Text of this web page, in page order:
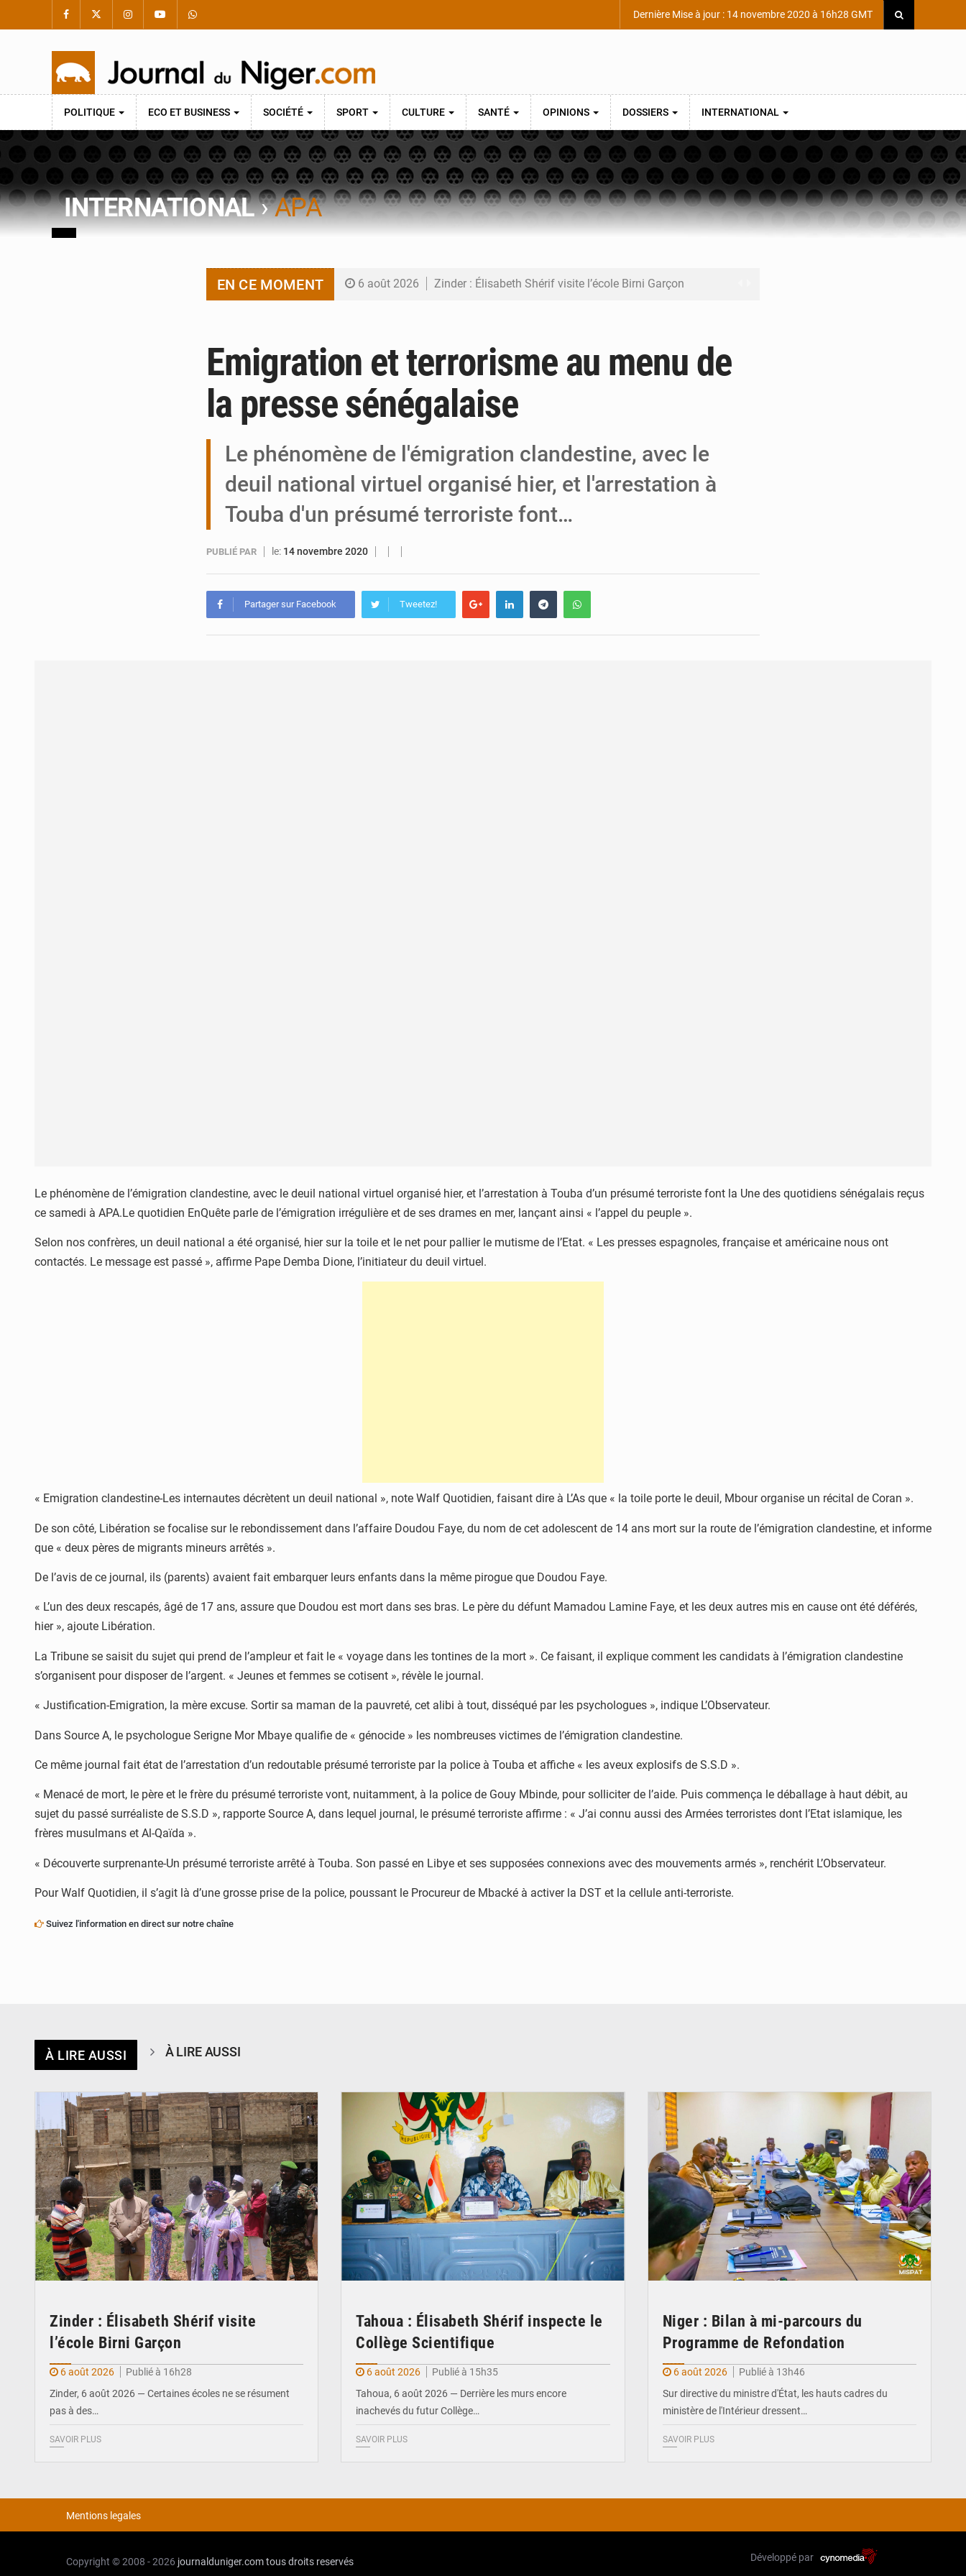
Dernière Mise à jour : 14 novembre 2020 à 16h28 GMT
POLITIQUE ECO ET BUSINESS SOCIÉTÉ SPORT CULTURE SANTÉ OPINIONS DOSSIERS INTERNATIONAL
INTERNATIONAL›APA
EN CE MOMENT 6 août 2026 Zinder : Élisabeth Shérif visite l’école Birni Garçon
6 août 2026 Niger : Bilan à mi-parcours du Programme de Refondation
6 août 2026 Chasse aux gabegies à Niamey : 74 milliards de FCFA recouvrés par la COLDEFF
5 août 2026 Tibiri : le dialogue, nouveau terrain de jeu pour la paix
Emigration et terrorisme au menu de
la presse sénégalaise
Le phénomène de l'émigration clandestine, avec le
deuil national virtuel organisé hier, et l'arrestation à
Touba d'un présumé terroriste font…
PUBLIÉ PAR le: 14 novembre 2020
Partager sur Facebook Tweetez!
Le phénomène de l’émigration clandestine, avec le deuil national virtuel organisé hier, et l’arrestation à Touba d’un présumé terroriste font la Une des quotidiens sénégalais reçus
ce samedi à APA.Le quotidien EnQuête parle de l’émigration irrégulière et de ses drames en mer, lançant ainsi « l’appel du peuple ».
Selon nos confrères, un deuil national a été organisé, hier sur la toile et le net pour pallier le mutisme de l’Etat. « Les presses espagnoles, française et américaine nous ont
contactés. Le message est passé », affirme Pape Demba Dione, l’initiateur du deuil virtuel.
« Emigration clandestine-Les internautes décrètent un deuil national », note Walf Quotidien, faisant dire à L’As que « la toile porte le deuil, Mbour organise un récital de Coran ».
De son côté, Libération se focalise sur le rebondissement dans l’affaire Doudou Faye, du nom de cet adolescent de 14 ans mort sur la route de l’émigration clandestine, et informe
que « deux pères de migrants mineurs arrêtés ».
De l’avis de ce journal, ils (parents) avaient fait embarquer leurs enfants dans la même pirogue que Doudou Faye.
« L’un des deux rescapés, âgé de 17 ans, assure que Doudou est mort dans ses bras. Le père du défunt Mamadou Lamine Faye, et les deux autres mis en cause ont été déférés,
hier », ajoute Libération.
La Tribune se saisit du sujet qui prend de l’ampleur et fait le « voyage dans les tontines de la mort ». Ce faisant, il explique comment les candidats à l’émigration clandestine
s’organisent pour disposer de l’argent. « Jeunes et femmes se cotisent », révèle le journal.
« Justification-Emigration, la mère excuse. Sortir sa maman de la pauvreté, cet alibi à tout, disséqué par les psychologues », indique L’Observateur.
Dans Source A, le psychologue Serigne Mor Mbaye qualifie de « génocide » les nombreuses victimes de l’émigration clandestine.
Ce même journal fait état de l’arrestation d’un redoutable présumé terroriste par la police à Touba et affiche « les aveux explosifs de S.S.D ».
« Menacé de mort, le père et le frère du présumé terroriste vont, nuitamment, à la police de Gouy Mbinde, pour solliciter de l’aide. Puis commença le déballage à haut débit, au
sujet du passé surréaliste de S.S.D », rapporte Source A, dans lequel journal, le présumé terroriste affirme : « J’ai connu aussi des Armées terroristes dont l’Etat islamique, les
frères musulmans et Al-Qaïda ».
« Découverte surprenante-Un présumé terroriste arrêté à Touba. Son passé en Libye et ses supposées connexions avec des mouvements armés », renchérit L’Observateur.
Pour Walf Quotidien, il s’agit là d’une grosse prise de la police, poussant le Procureur de Mbacké à activer la DST et la cellule anti-terroriste.
Suivez l'information en direct sur notre chaîne
À LIRE AUSSI À LIRE AUSSI
Zinder : Élisabeth Shérif visite
l’école Birni Garçon
6 août 2026
Publié à 16h28
Zinder, 6 août 2026 — Certaines écoles ne se résument
pas à des…
SAVOIR PLUS
Tahoua : Élisabeth Shérif inspecte le
Collège Scientifique
6 août 2026
Publié à 15h35
Tahoua, 6 août 2026 — Derrière les murs encore
inachevés du futur Collège…
SAVOIR PLUS
Niger : Bilan à mi-parcours du
Programme de Refondation
6 août 2026
Publié à 13h46
Sur directive du ministre d'État, les hauts cadres du
ministère de l'Intérieur dressent…
SAVOIR PLUS
Mentions legales
Copyright © 2008 - 2026 journalduniger.comtous droits reservés Développé par